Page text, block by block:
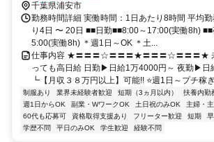
千葉県浦安市
勤務時間詳細 実働時間：1日あたり8時間 平均
り4日 〜 20日 ■■日勤■■8:00～17:00(実働8h)
5:00(実働8h) ＊週1日～OK ＊土...
仕事内容 ★〓〓〓☆〓〓〓★〓〓〓☆〓〓〓★
っても高日給 日勤▶日給1万4000円～ 夜勤▶日
┗【月収３８万円以上】可能!! ⭐週1日～プチ稼
制服あり 業界未経験者歓迎 短期（3ヵ月以内） 扶養内勤
週1日からOK
副業・WワークOK 土日祝のみOK 主婦・
60代も応募可
資格取得支援あり フリーター歓迎 短期
学歴不問
平日のみOK 学生歓迎 経験不問